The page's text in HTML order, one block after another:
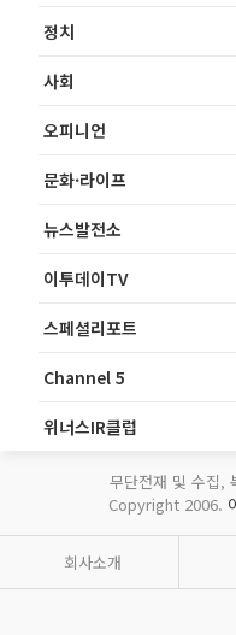
정치
사회
오피니언
문화·라이프
뉴스발전소
이투데이TV
스페셜리포트
Channel 5
위너스IR클럽
무단전재 및 수집,
Copyright 2006.
회사소개